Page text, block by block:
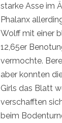
starke Asse im
Phalanx
Wolff mit einer
12,65er
vermochte.
aber konnten
Girls das Blatt
verschafften
beim